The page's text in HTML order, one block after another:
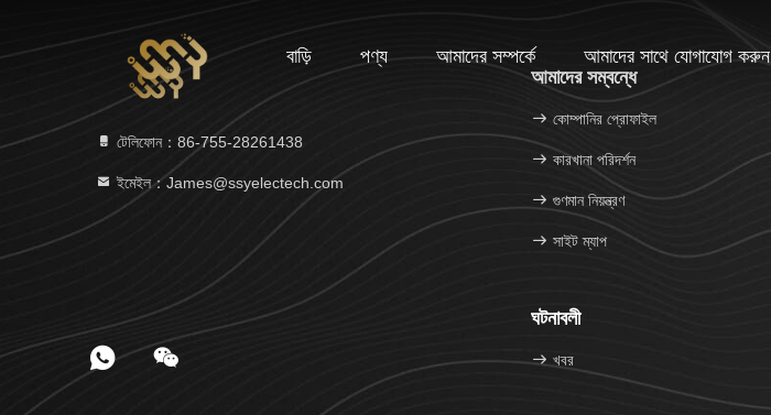
বাড়ি পণ্য আমাদের সম্পর্কে আমাদের সাথে যোগাযোগ করুন
টেলিফোন：86-755-28261438
ইমেইল：James@ssyelectech.com
আমাদের সম্বন্ধে
কোম্পানির প্রোফাইল
কারখানা পরিদর্শন
গুণমান নিয়ন্ত্রণ
সাইট ম্যাপ
ঘটনাবলী
খবর